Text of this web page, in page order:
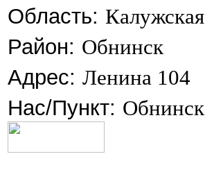
Область: Калужская
Район: Обнинск
Адрес: Ленина 104
Нас/Пункт: Обнинск